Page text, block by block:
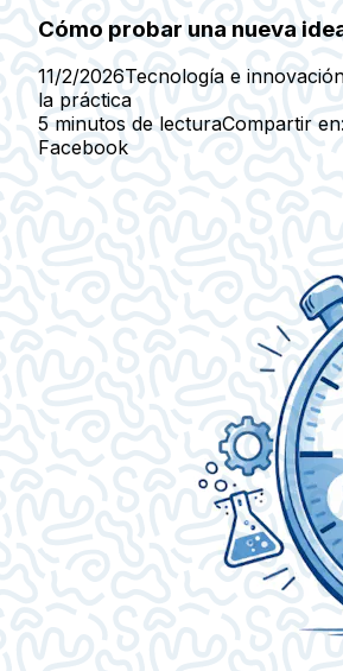
Cómo probar una nueva
11/2/2026Tecnología e
la práctica
5 minutos de lecturaCompartir
Facebook